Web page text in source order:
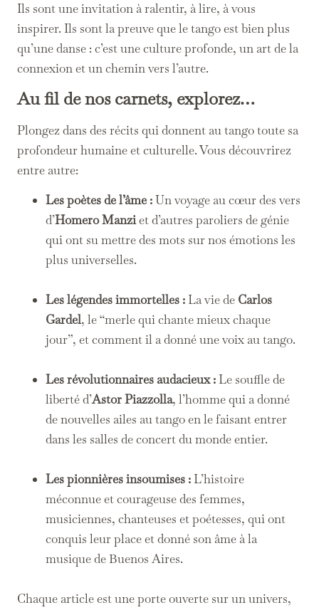
Ils sont une invitation à ralentir, à lire, à vous
inspirer. Ils sont la preuve que le tango est bien plus
qu’une danse : c’est une culture profonde, un art de la
connexion et un chemin vers l’autre.
Au fil de nos carnets, explorez…
Plongez dans des récits qui donnent au tango toute sa
profondeur humaine et culturelle. Vous découvrirez
entre autre:
Les poètes de l’âme :Un voyage au cœur des vers
d’Homero Manziet d’autres paroliers de génie
qui ont su mettre des mots sur nos émotions les
plus universelles.
Les légendes immortelles :La vie de Carlos
Gardel, le “merle qui chante mieux chaque
jour”, et comment il a donné une voix au tango.
Les révolutionnaires audacieux :Le souffle de
liberté d’Astor Piazzolla, l’homme qui a donné
de nouvelles ailes au tango en le faisant entrer
dans les salles de concert du monde entier.
Les pionnières insoumises :L’histoire
méconnue et courageuse des femmes,
musiciennes, chanteuses et poétesses, qui ont
conquis leur place et donné son âme à la
musique de Buenos Aires.
Chaque article est une porte ouverte sur un univers,